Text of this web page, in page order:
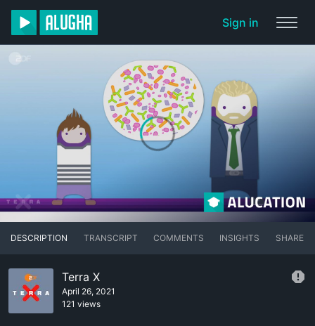
Sign in
DESCRIPTION TRANSCRIPT COMMENTS INSIGHTS SHARE
Terra X
April 26, 2021
121 views